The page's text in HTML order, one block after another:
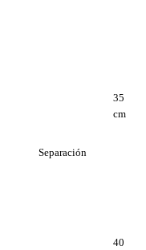
Separación
35
cm
40